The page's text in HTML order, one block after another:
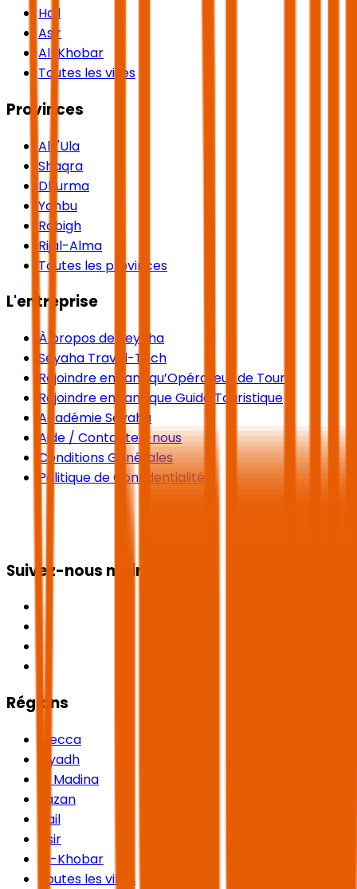
Hail
Asir
Al-Khobar
Toutes les villes
Provinces
Al-'Ula
Shaqra
Dhurma
Yanbu
Rabigh
Rijal-Alma
Toutes les provinces
L'entreprise
À propos de Seyaha
Seyaha Travel-Tech
Rejoindre en tant qu’Opérateur de Tours
Rejoindre en tant que Guide Touristique
Académie Seyaha
Aide / Contactez-nous
Conditions Générales
Politique de Confidentialité
Suivez-nous maintenant
Régions
Mecca
Riyadh
Al Madina
Jazan
Hail
Asir
Al-Khobar
Toutes les villes